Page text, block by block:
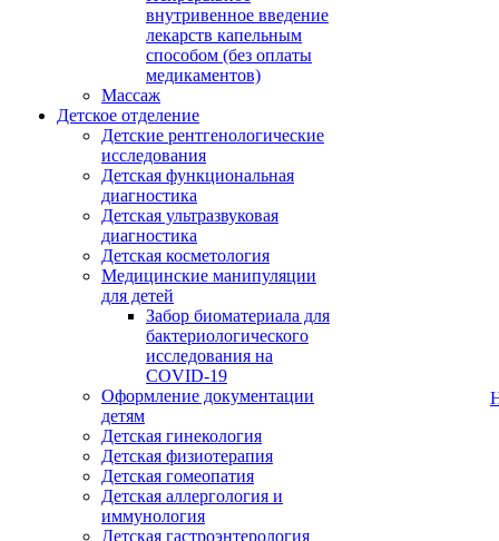
внутривенное введение
лекарств капельным
способом (без оплаты
медикаментов)
Массаж
Детское отделение
Детские рентгенологические
исследования
Детская функциональная
диагностика
Детская ультразвуковая
диагностика
Детская косметология
Медицинские манипуляции
для детей
Забор биоматериала для
бактериологического
исследования на
COVID-19
Оформление документации
детям
Детская гинекология
Детская физиотерапия
Детская гомеопатия
Детская аллергология и
иммунология
Детская гастроэнтерология